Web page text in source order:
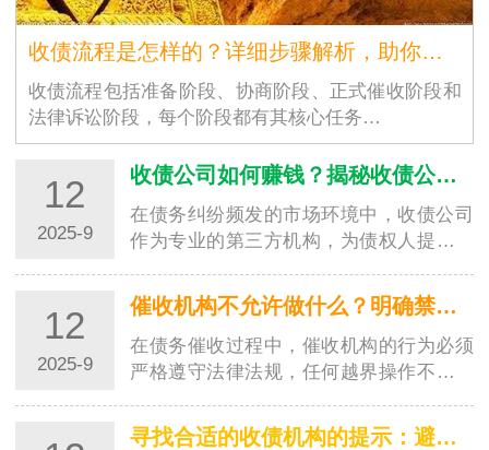
收债流程是怎样的？详细步骤解析，助你高效追回欠款
收债流程包括准备阶段、协商阶段、正式催收阶段和
法律诉讼阶段，每个阶段都有其核心任务…
12
2025-9
收债公司如何赚钱？揭秘收债公司的盈利模式
在债务纠纷频发的市场环境中，收债公司
作为专业的第三方机构，为债权人提供欠
说，收债公司如何赚钱是一个充满好奇的
问题。其实，收债公司的盈…
12
2025-9
催收机构不允许做什么？明确禁区，避免踩坑
在债务催收过程中，催收机构的行为必须
严格遵守法律法规，任何越界操作不仅会
陷入法律纠纷。了解催收机构不允许做的
寻找合适的收债机构的提示：避开陷阱，选对专业帮手